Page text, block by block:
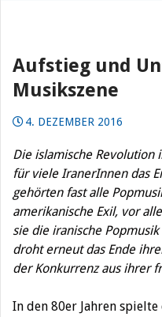
Aufstieg und
Musikszene
4. DEZEMBER 2016
Die islamische Revolution
für viele IranerInnen das
gehörten fast alle
amerikanische Exil, vor
sie die iranische
droht erneut das Ende
der Konkurrenz aus ihrer
In den 80er Jahren